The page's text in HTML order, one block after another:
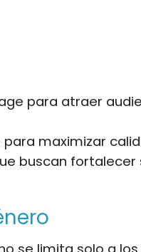
para atraer
maximizar
buscan fortalecer